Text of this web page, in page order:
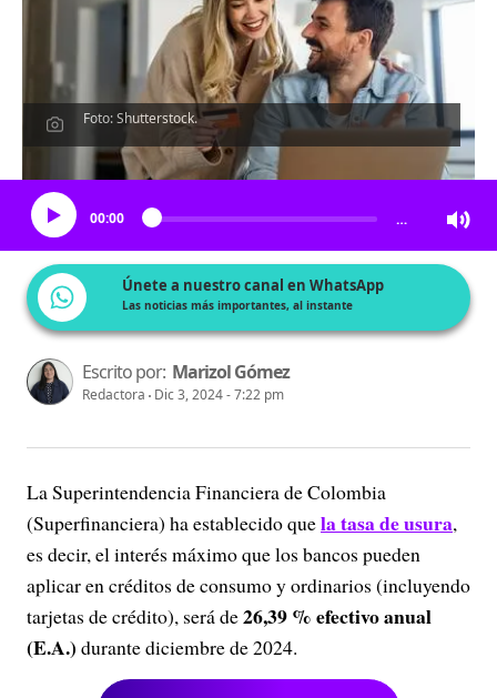
Foto: Shutterstock.
Escucha el artículo
00:00 …
Únete a nuestro canal en WhatsApp
Las noticias más importantes, al instante
Escrito por: Marizol Gómez
Redactora Dic 3, 2024 - 7:22 pm
La Superintendencia Financiera de Colombia
(Superfinanciera) ha establecido quela tasa de usura,
es decir, el interés máximo que los bancos pueden
aplicar en créditos de consumo y ordinarios (incluyendo
tarjetas de crédito), será de26,39 % efectivo anual
(E.A.) durante diciembre de 2024.